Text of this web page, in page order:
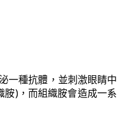
一種抗體，並刺激眼睛中
胺)，而組織胺會造成一系